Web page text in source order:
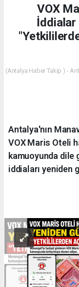
VOX
İddialar
(Antalya Haber Takip ) -
Antalya'nın
VOX Maris Oteli
kamuoyunda dile
iddiaları yeniden